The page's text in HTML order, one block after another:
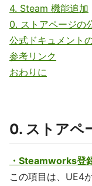
4. Steam 機能追加
0. ストアページの
公式ドキュメント
参考リンク
おわりに
0. ストアペ
・Steamworks登
この項目は、UE4